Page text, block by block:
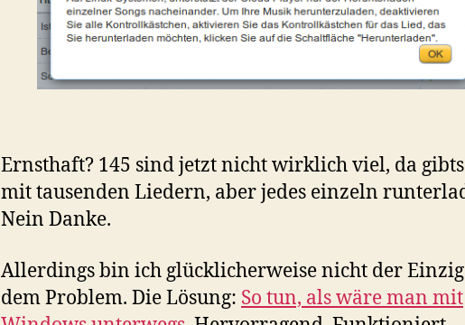
Ernsthaft? 145 sind jetzt nicht wirklich viel, da
mit tausenden Liedern, aber jedes einzeln
Nein Danke.
Allerdings bin ich glücklicherweise nicht der
dem Problem. Die Lösung: So tun, als wäre man mit